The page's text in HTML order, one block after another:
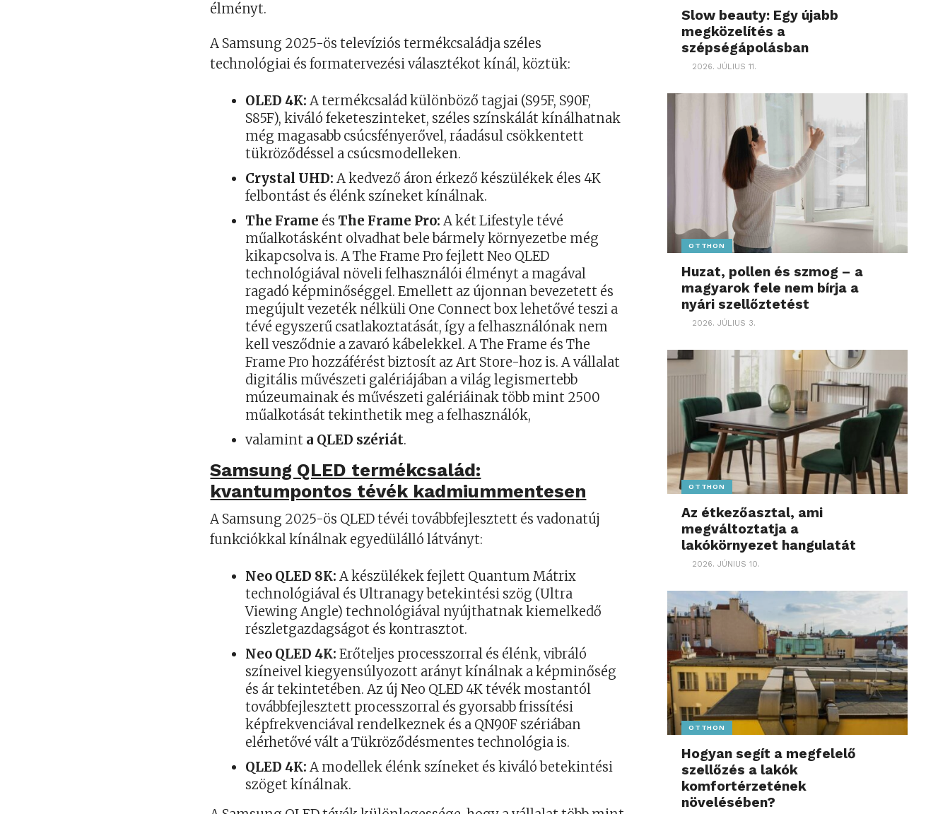
élményt.
A Samsung 2025-ös televíziós termékcsaládja széles
technológiai és formatervezési választékot kínál, köztük:
OLED 4K: A termékcsalád különböző tagjai (S95F, S90F,
S85F), kiváló feketeszinteket, széles színskálát kínálhatnak
még magasabb csúcsfényerővel, ráadásul csökkentett
tükröződéssel a csúcsmodelleken.
Crystal UHD: A kedvező áron érkező készülékek éles 4K
felbontást és élénk színeket kínálnak.
The Frame és The Frame Pro: A két Lifestyle tévé
műalkotásként olvadhat bele bármely környezetbe még
kikapcsolva is. A The Frame Pro fejlett Neo QLED
technológiával növeli felhasználói élményt a magával
ragadó képminőséggel. Emellett az újonnan bevezetett és
megújult vezeték nélküli One Connect box lehetővé teszi a
tévé egyszerű csatlakoztatását, így a felhasználónak nem
kell vesződnie a zavaró kábelekkel. A The Frame és The
Frame Pro hozzáférést biztosít az Art Store-hoz is. A vállalat
digitális művészeti galériájában a világ legismertebb
múzeumainak és művészeti galériáinak több mint 2500
műalkotását tekinthetik meg a felhasználók,
valamint a QLED szériát.
Samsung QLED termékcsalád:
kvantumpontos tévék kadmiummentesen
A Samsung 2025-ös QLED tévéi továbbfejlesztett és vadonatúj
funkciókkal kínálnak egyedülálló látványt:
Neo QLED 8K: A készülékek fejlett Quantum Mátrix
technológiával és Ultranagy betekintési szög (Ultra
Viewing Angle) technológiával nyújthatnak kiemelkedő
részletgazdagságot és kontrasztot.
Neo QLED 4K: Erőteljes processzorral és élénk, vibráló
színeivel kiegyensúlyozott arányt kínálnak a képminőség
és ár tekintetében. Az új Neo QLED 4K tévék mostantól
továbbfejlesztett processzorral és gyorsabb frissítési
képfrekvenciával rendelkeznek és a QN90F szériában
elérhetővé vált a Tükröződésmentes technológia is.
QLED 4K: A modellek élénk színeket és kiváló betekintési
szöget kínálnak.
Slow beauty: Egy újabb
megközelítés a
szépségápolásban
2026. JÚLIUS 11.
OTTHON
Huzat, pollen és szmog – a
magyarok fele nem bírja a
nyári szellőztetést
2026. JÚLIUS 3.
OTTHON
Az étkezőasztal, ami
megváltoztatja a
lakókörnyezet hangulatát
2026. JÚNIUS 10.
OTTHON
Hogyan segít a megfelelő
szellőzés a lakók
komfortérzetének
növelésében?